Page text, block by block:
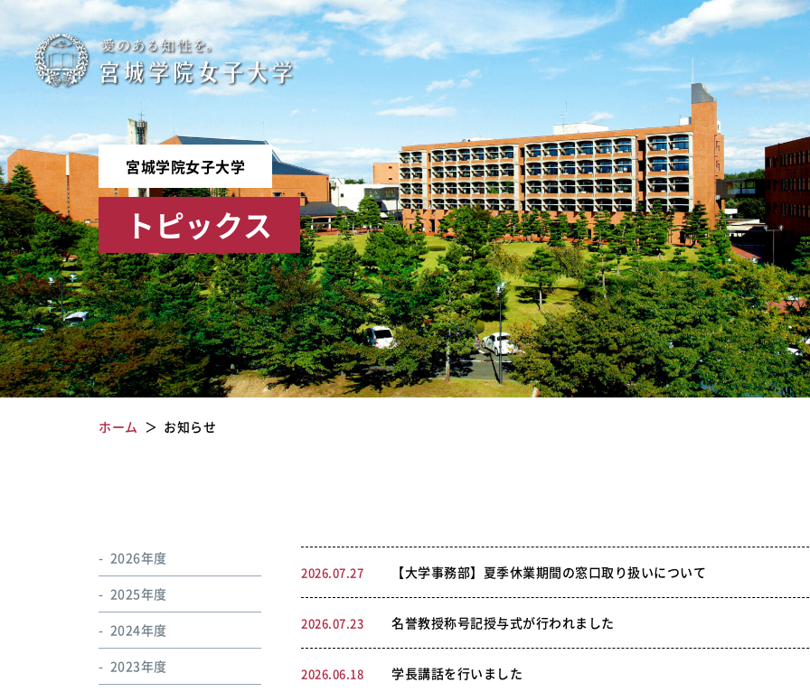
宮
城
学
院
女
子
大
学
宮城学院女子大学
トピックス
ホーム お知らせ
2026.07.27 【大学事務部】夏季休業期間の窓口取り扱いについて
2026.07.23 名誉教授称号記授与式が行われました
2026.06.18 学長講話を行いました
2026年度
2025年度
2024年度
2023年度